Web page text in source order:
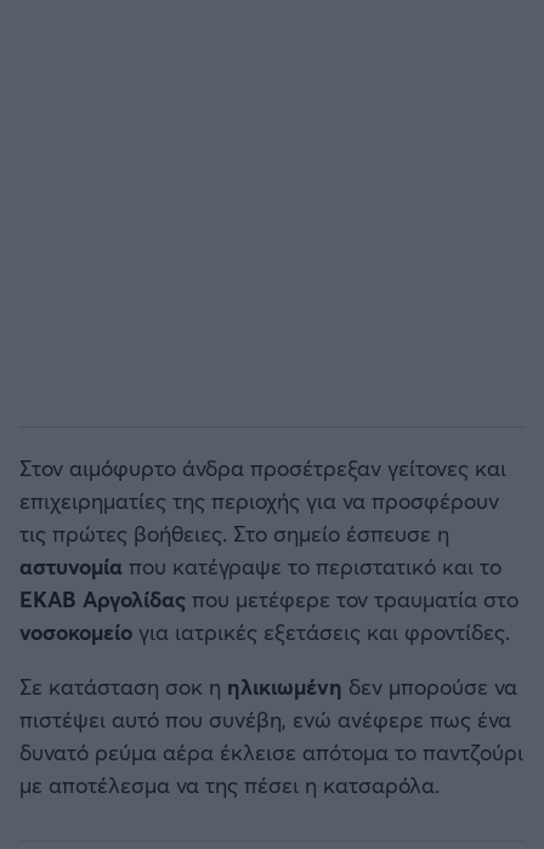
Στον αιμόφυρτο άνδρα προσέτρεξαν γείτονες και
επιχειρηματίες της περιοχής για να προσφέρουν
τις πρώτες βοήθειες. Στο σημείο έσπευσε η
αστυνομία που κατέγραψε το περιστατικό και το
ΕΚΑΒ Αργολίδας που μετέφερε τον τραυματία στο
νοσοκομείο για ιατρικές εξετάσεις και φροντίδες.
Σε κατάσταση σοκ η ηλικιωμένη δεν μπορούσε να
πιστέψει αυτό που συνέβη, ενώ ανέφερε πως ένα
δυνατό ρεύμα αέρα έκλεισε απότομα το παντζούρι
με αποτέλεσμα να της πέσει η κατσαρόλα.